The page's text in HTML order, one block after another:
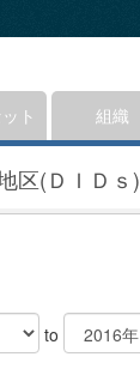
ト 組織
区(ＤＩＤｓ)
to